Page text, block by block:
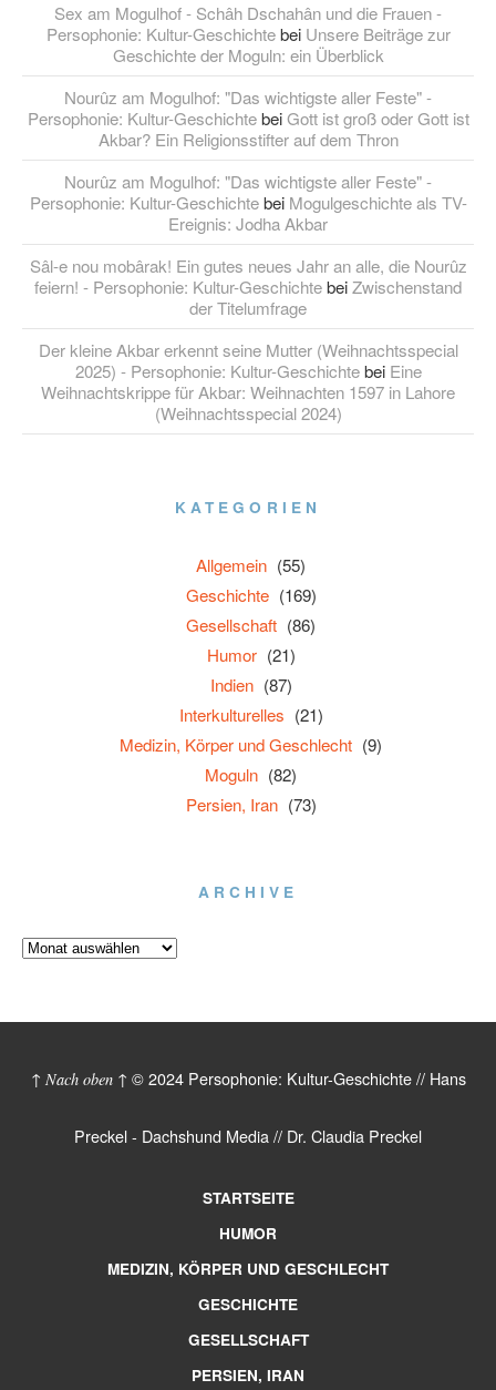
Sex am Mogulhof - Schâh Dschahân und die Frauen -
Persophonie: Kultur-Geschichtebei Unsere Beiträge zur
Geschichte der Moguln: ein Überblick
Nourûz am Mogulhof: "Das wichtigste aller Feste" -
Persophonie: Kultur-GeschichtebeiGott ist groß oder Gott ist
Akbar? Ein Religionsstifter auf dem Thron
Nourûz am Mogulhof: "Das wichtigste aller Feste" -
Persophonie: Kultur-Geschichtebei Mogulgeschichte als TV-
Ereignis: Jodha Akbar
Sâl-e nou mobârak! Ein gutes neues Jahr an alle, die Nourûz
feiern! - Persophonie: Kultur-GeschichtebeiZwischenstand
der Titelumfrage
Der kleine Akbar erkennt seine Mutter (Weihnachtsspecial
2025) - Persophonie: Kultur-Geschichtebei Eine
Weihnachtskrippe für Akbar: Weihnachten 1597 in Lahore
(Weihnachtsspecial 2024)
KATEGORIEN
Allgemein (55)
Geschichte (169)
Gesellschaft (86)
Humor (21)
Indien (87)
Interkulturelles (21)
Medizin, Körper und Geschlecht (9)
Moguln (82)
Persien, Iran (73)
ARCHIVE
↑ Nach oben ↑ © 2024 Persophonie: Kultur-Geschichte // Hans
Preckel - Dachshund Media // Dr. Claudia Preckel
STARTSEITE
HUMOR
MEDIZIN, KÖRPER UND GESCHLECHT
GESCHICHTE
GESELLSCHAFT
PERSIEN, IRAN